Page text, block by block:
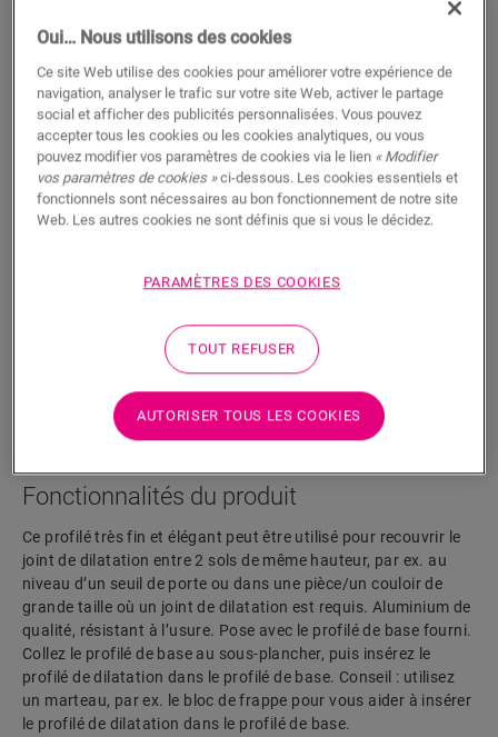
Profilé de dilatation - Clay
ACCESSOIRES POUR SOL STRATIFIÉ
PROFILÉ DE DILATATION
SFEXPCLAY
RECHERCHER
Fonctionnalités du produit
Ce profilé très fin et élégant peut être utilisé pour recouvrir le
joint de dilatation entre 2 sols de même hauteur, par ex. au
niveau d’un seuil de porte ou dans une pièce/un couloir de
grande taille où un joint de dilatation est requis. Aluminium de
qualité, résistant à l’usure. Pose avec le profilé de base fourni.
Collez le profilé de base au sous-plancher, puis insérez le
profilé de dilatation dans le profilé de base. Conseil : utilisez
un marteau, par ex. le bloc de frappe pour vous aider à insérer
le profilé de dilatation dans le profilé de base.
Oui… Nous utilisons des cookies
Ce site Web utilise des cookies pour améliorer votre expérience de
navigation, analyser le trafic sur votre site Web, activer le partage
social et afficher des publicités personnalisées. Vous pouvez
accepter tous les cookies ou les cookies analytiques, ou vous
pouvez modifier vos paramètres de cookies via le lien « Modifier
vos paramètres de cookies »ci-dessous. Les cookies essentiels et
fonctionnels sont nécessaires au bon fonctionnement de notre site
Web. Les autres cookies ne sont définis que si vous le décidez.
PARAMÈTRES DES COOKIES
TOUT REFUSER
AUTORISER TOUS LES COOKIES